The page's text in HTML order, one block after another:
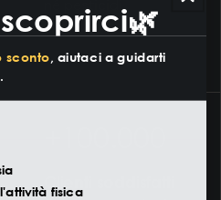
né pesticidi.
sconto, aiutaci a guidarti
fisica